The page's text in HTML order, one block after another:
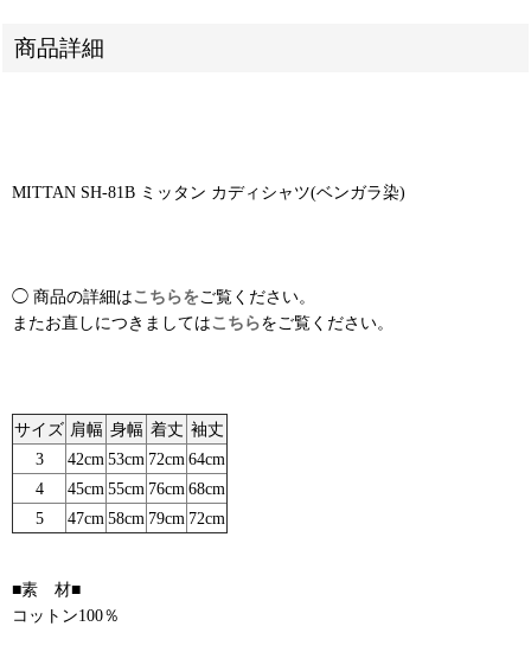
商品詳細
MITTAN SH-81B ミッタン カディシャツ(ベンガラ染)
◯ 商品の詳細はこちらをご覧ください。
またお直しにつきましてはこちらをご覧ください。
サイズ 肩幅 身幅 着丈 袖丈
3
42cm 53cm 72cm 64cm
4
45cm 55cm 76cm 68cm
5
47cm 58cm 79cm 72cm
■素 材■
コットン100％